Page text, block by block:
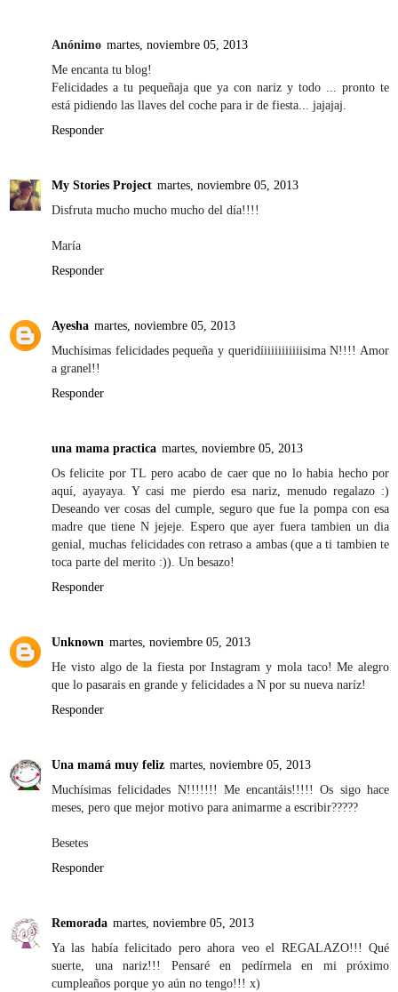
Anónimo martes, noviembre 05, 2013
Me encanta tu blog!
Felicidades a tu pequeñaja que ya con nariz y todo ... pronto te
está pidiendo las llaves del coche para ir de fiesta... jajajaj.
Responder
My Stories Project martes, noviembre 05, 2013
Disfruta mucho mucho mucho del día!!!!
María
Responder
Ayesha martes, noviembre 05, 2013
Muchísimas felicidades pequeña y queridíiiiiiiiiiiisima N!!!! Amor
a granel!!
Responder
una mama practica martes, noviembre 05, 2013
Os felicite por TL pero acabo de caer que no lo habia hecho por
aquí, ayayaya. Y casi me pierdo esa nariz, menudo regalazo :)
Deseando ver cosas del cumple, seguro que fue la pompa con esa
madre que tiene N jejeje. Espero que ayer fuera tambien un dia
genial, muchas felicidades con retraso a ambas (que a ti tambien te
toca parte del merito :)). Un besazo!
Responder
Unknown martes, noviembre 05, 2013
He visto algo de la fiesta por Instagram y mola taco! Me alegro
que lo pasarais en grande y felicidades a N por su nueva naríz!
Responder
Una mamá muy feliz martes, noviembre 05, 2013
Muchísimas felicidades N!!!!!!! Me encantáis!!!!! Os sigo hace
meses, pero que mejor motivo para animarme a escribir?????
Besetes
Responder
Remorada martes, noviembre 05, 2013
Ya las había felicitado pero ahora veo el REGALAZO!!! Qué
suerte, una nariz!!! Pensaré en pedírmela en mi próximo
cumpleaños porque yo aún no tengo!!! x)